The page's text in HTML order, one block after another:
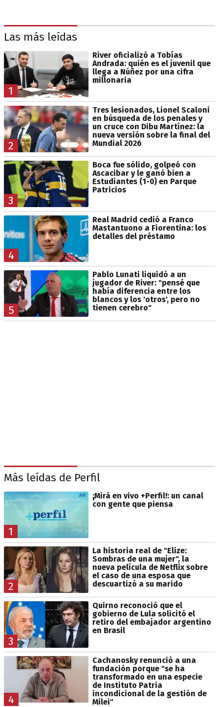
Las más leídas
1
River oficializó a Tobías
Andrada: quién es el juvenil que
llega a Núñez por una cifra
millonaria
2
Tres lesionados, Lionel Scaloni
en búsqueda de los penales y
un cruce con Dibu Martínez: la
nueva versión sobre la final del
Mundial 2026
3
Boca fue sólido, golpeó con
Ascacibar y le ganó bien a
Estudiantes (1-0) en Parque
Patricios
4
Real Madrid cedió a Franco
Mastantuono a Fiorentina: los
detalles del préstamo
5
Pablo Lunati liquidó a un
jugador de River: "pensé que
había diferencia entre los
blancos y los 'otros', pero no
tienen cerebro"
Más leídas de Perfil
1
¡Mirá en vivo +Perfil!: un canal
con gente que piensa
2
La historia real de "Elize:
Sombras de una mujer", la
nueva película de Netflix sobre
el caso de una esposa que
descuartizó a su marido
3
Quirno reconoció que el
gobierno de Lula solicitó el
retiro del embajador argentino
en Brasil
4
Cachanosky renunció a una
fundación porque "se ha
transformado en una especie
de Instituto Patria
incondicional de la gestión de
Milei"